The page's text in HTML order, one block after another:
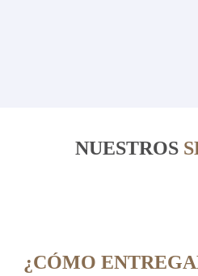
NUESTROS
¿CÓMO